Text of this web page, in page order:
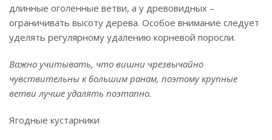
длинные оголенные ветви, а у древовидных –
ограничивать высоту дерева. Особое внимание следует
уделять регулярному удалению корневой поросли.
Важно учитывать, что вишни чрезвычайно
чувствительны к большим ранам, поэтому крупные
ветви лучше удалять поэтапно.
Ягодные кустарники